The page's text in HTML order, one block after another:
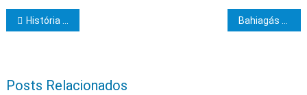
Navegação de Post
História da Amalcarg e sua finalidade
Posts Relacionados